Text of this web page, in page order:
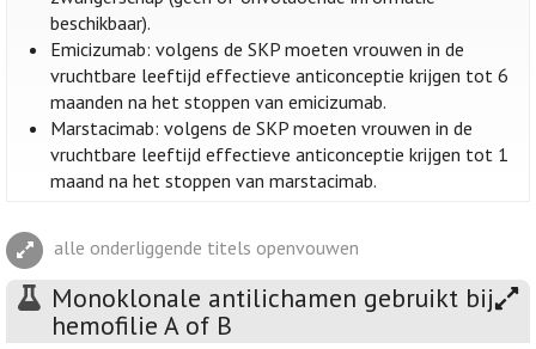
beschikbaar).
Emicizumab: volgens de SKP moeten vrouwen in de
vruchtbare leeftijd effectieve anticonceptie krijgen tot 6
maanden na het stoppen van emicizumab.
Marstacimab: volgens de SKP moeten vrouwen in de
vruchtbare leeftijd effectieve anticonceptie krijgen tot 1
maand na het stoppen van marstacimab.
alle onderliggende titels openvouwen
Monoklonale antilichamen gebruikt bij
hemofilie A of B